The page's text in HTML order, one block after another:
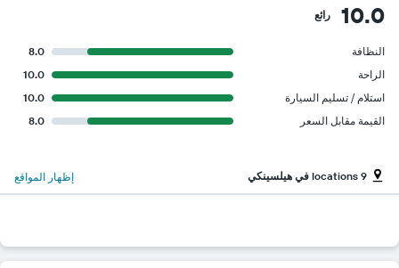
10.0 رائع
النظافة
8.0
الراحة
10.0
استلام / تسليم السيارة
10.0
القيمة مقابل السعر
8.0
9 locations في هيلسينكي إظهار المواقع